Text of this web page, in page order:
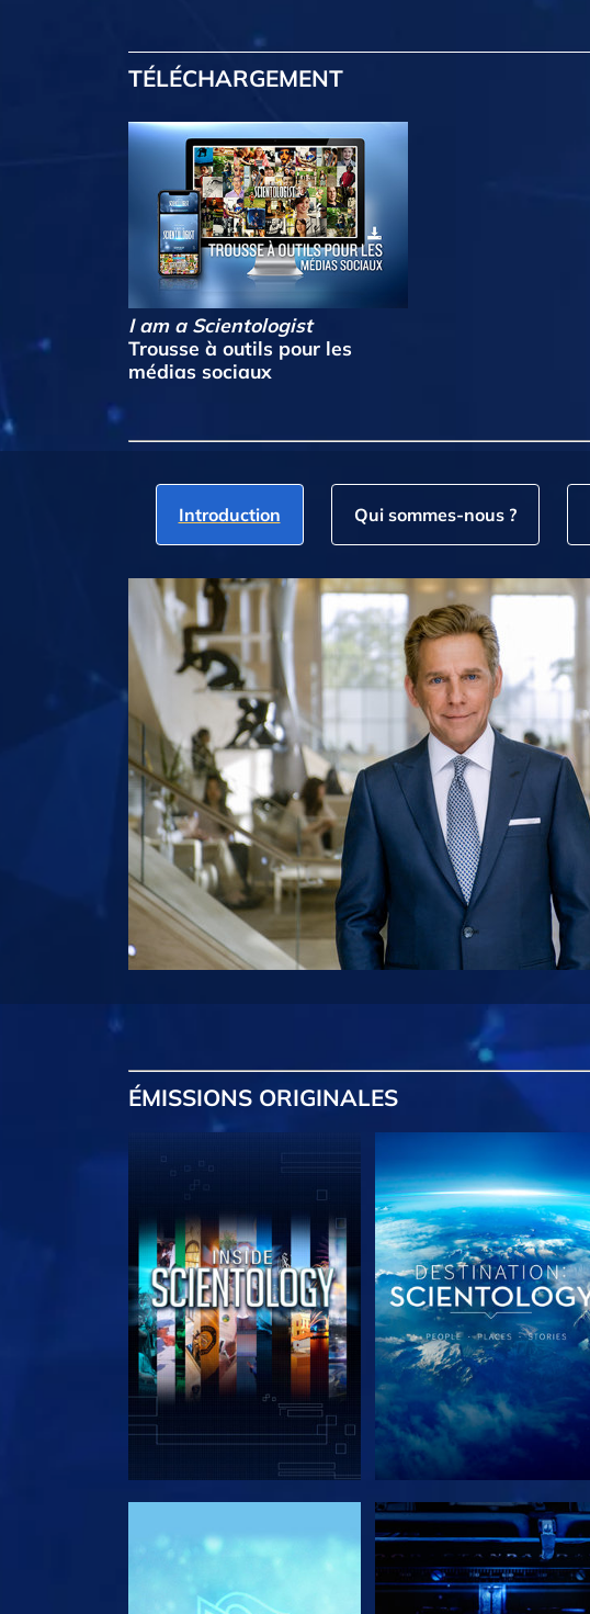
TÉLÉCHARGEMENT
I am a Scientologist
Trousse à outils pour les
médias sociaux
Introduction Qui sommes‑nous ?
ÉMISSIONS ORIGINALES
DÉCOUVRIR LES SÉRIES DÉCOUVRIR LES SÉRIES